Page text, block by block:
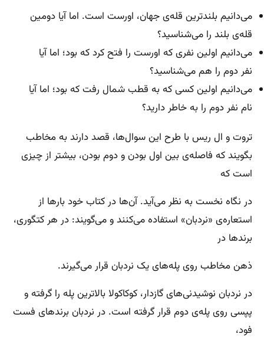
می‌دانیم بلندترین قله‌ی جهان، اورست است. اما آیا دومین
قله‌ی بلند را می‌شناسید؟
می‌دانیم اولین نفری که اورست را فتح کرد که بود؛ اما آیا
نفر دوم را هم می‌شناسید؟
می‌دانیم اولین کسی که به قطب شمال رفت که بود؛ اما آیا
نام نفر دوم را به خاطر دارید؟
تروت و ال ریس با طرح این سوال‌ها، قصد دارند به مخاطب
بگویند که فاصله‌ی بین اول بودن و دوم بودن، بیشتر از چیزی
است که
در نگاه نخست به نظر می‌آید. آن‌ها در کتاب خود بارها از
استعاره‌ی «نردبان» استفاده می‌کنند و می‌گویند: در هر کتگوری،
برندها در
ذهن مخاطب روی پله‌های یک نردبان قرار می‌گیرند.
در نردبان نوشیدنی‌های گازدار، کوکاکولا بالاترین پله را گرفته و
پپسی روی پله‌ی دوم قرار گرفته است. در نردبان برندهای فست
فود،